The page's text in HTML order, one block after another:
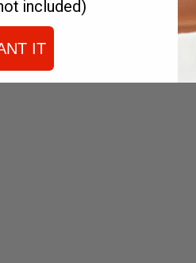
included)
IT